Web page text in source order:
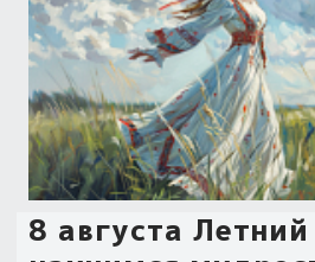
Обрядовые предметы
Расходные материалы
Готовые заговоры и обряды
Сундучок
Об авторе и издательстве
Наборы для книг
Электронные книги
Гадание он-лайн
Приложение для гадания
30 вариантов раскладов по
Предметы
Магические наборы
Для алтаря
Расходные материалы
С чего начать?
Новые
в
8 августа